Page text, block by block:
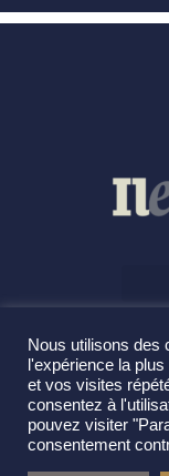
Nous utilisons des
l'expérience la
et vos visites
consentez à
pouvez visiter
consentement